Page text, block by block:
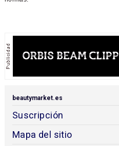
beautymarket.es
Suscripción
Mapa del sitio